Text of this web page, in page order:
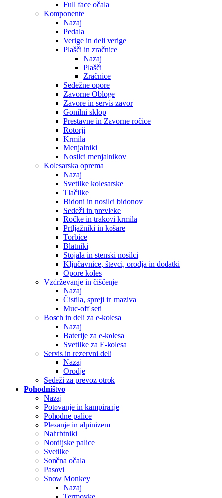
Full face očala
Komponente
Nazaj
Pedala
Verige in deli verige
Plašči in zračnice
Nazaj
Plašči
Zračnice
Sedežne opore
Zavorne Obloge
Zavore in servis zavor
Gonilni sklop
Prestavne in Zavorne ročice
Rotorji
Krmila
Menjalniki
Nosilci menjalnikov
Kolesarska oprema
Nazaj
Svetilke kolesarske
Tlačilke
Bidoni in nosilci bidonov
Sedeži in prevleke
Ročke in trakovi krmila
Prtljažniki in košare
Torbice
Blatniki
Stojala in stenski nosilci
Ključavnice, števci, orodja in dodatki
Opore koles
Vzdrževanje in čiščenje
Nazaj
Čistila, spreji in maziva
Muc-off seti
Bosch in deli za e-kolesa
Nazaj
Baterije za e-kolesa
Svetilke za E-kolesa
Servis in rezervni deli
Nazaj
Orodje
Sedeži za prevoz otrok
Pohodništvo
Nazaj
Potovanje in kampiranje
Pohodne palice
Plezanje in alpinizem
Nahrbtniki
Nordijske palice
Svetilke
Sončna očala
Pasovi
Snow Monkey
Nazaj